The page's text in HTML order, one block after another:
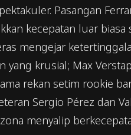
Pasangan
kecepatan luar
mengejar
yang krusial; Max
rekan setim rookie
Sergio Pérez dan
menyalip